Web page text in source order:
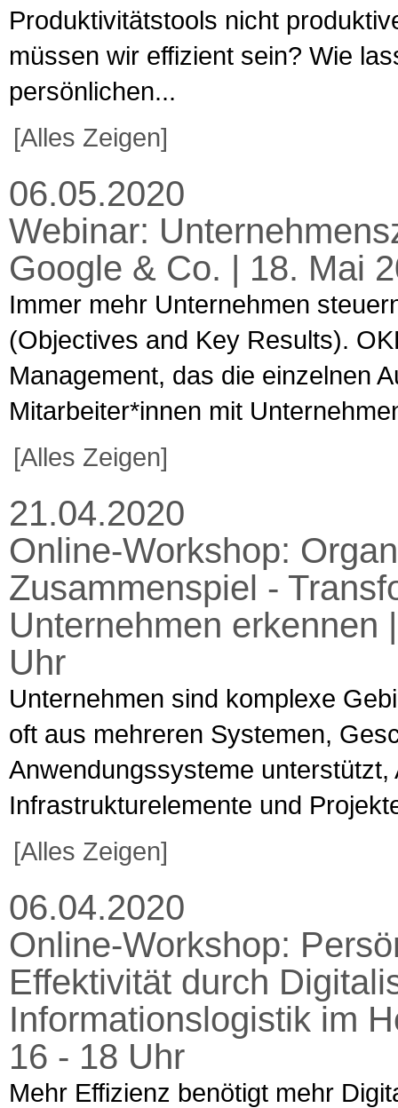
Produktivitätstools nicht
müssen wir effizient sein? Wie
persönlichen...
[Alles Zeigen]
06.05.2020
Webinar:
Google & Co. | 18. Mai
Immer mehr Unternehmen
(Objectives and Key Results).
Management, das die einzelnen
Mitarbeiter*innen mit
[Alles Zeigen]
21.04.2020
Online-Workshop:
Zusammenspiel -
Unternehmen erkennen
Uhr
Unternehmen sind komplexe
oft aus mehreren Systemen,
Anwendungssysteme
Infrastrukturelemente und
[Alles Zeigen]
06.04.2020
Online-Workshop:
Effektivität durch
Informationslogistik im
16 - 18 Uhr
Mehr Effizienz benötigt mehr